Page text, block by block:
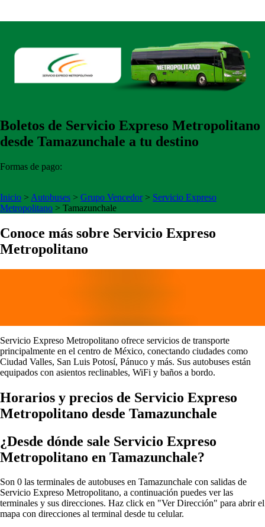
Boletos de Servicio Expreso Metropolitano
desde Tamazunchale a tu destino
Formas de pago:
Inicio > Autobuses > Grupo Vencedor> Servicio Expreso
Metropolitano > Tamazunchale
Conoce más sobre Servicio Expreso
Metropolitano
Servicio Expreso Metropolitano ofrece servicios de transporte
principalmente en el centro de México, conectando ciudades como
Ciudad Valles, San Luis Potosí, Pánuco y más. Sus autobuses están
equipados con asientos reclinables, WiFi y baños a bordo.
Horarios y precios de Servicio Expreso
Metropolitano desde Tamazunchale
¿Desde dónde sale Servicio Expreso
Metropolitano en Tamazunchale?
Son 0 las terminales de autobuses en Tamazunchale con salidas de
Servicio Expreso Metropolitano, a continuación puedes ver las
terminales y sus direcciones. Haz click en "Ver Dirección" para abrir el
mapa con direcciones al terminal desde tu celular.